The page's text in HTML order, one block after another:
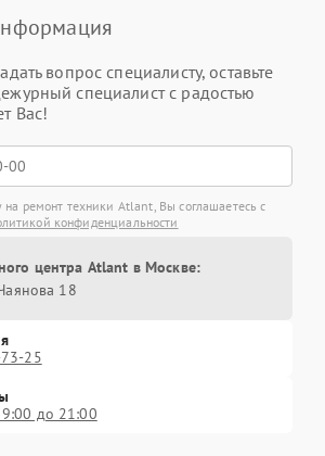
вопрос специалисту, оставьте
специалист с радостью
Вас!
на ремонт техники Atlant, Вы соглашаетесь с
конфиденциальности
центра Atlant в Москве:
18
25
до 21:00